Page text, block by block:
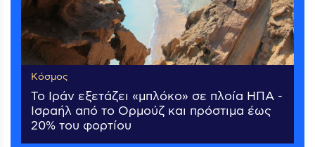
Κόσμος
Το Ιράν εξετάζει «μπλόκο» σε πλοία ΗΠΑ -
Ισραήλ από το Ορμούζ και πρόστιμα έως
20% του φορτίου